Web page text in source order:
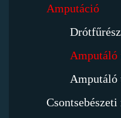
Amputáció
Drótfűrész
Amputáló
Amputáló